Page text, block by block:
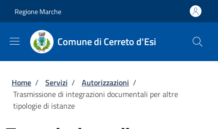
Regione Marche
Comune di Cerreto d'Esi
Briciole di pane
Home / Servizi / Autorizzazioni /
Trasmissione di integrazioni documentali per altre
tipologie di istanze